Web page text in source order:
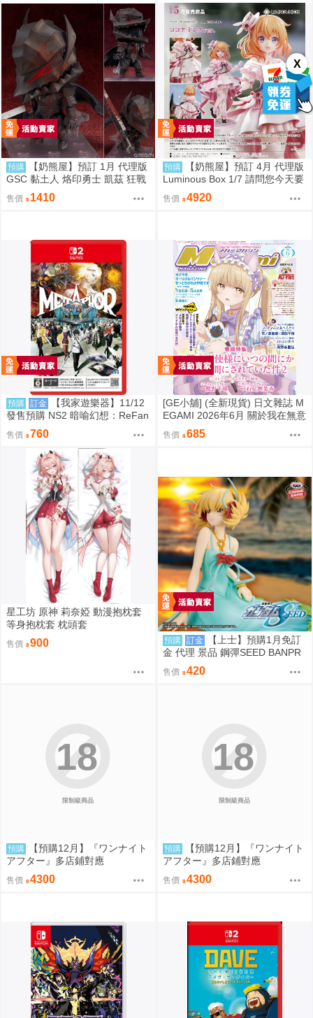
X
預購
【奶熊屋】預訂 1月 代理版
GSC 黏土人 烙印勇士 凱茲 狂戰
士鎧甲Ver BLOOD EDITION 090
5
售價 1410
預購
【奶熊屋】預訂 4月 代理版
Luminous Box 1/7 請問您今天要
來點兔子嗎？ 心愛 禮服Ver 0905
售價 4920
預購 訂金
【我家遊樂器】11/12
發售預購 NS2 暗喻幻想：ReFan
tazio 鑰匙卡 日版
售價 760
[GE小舖] (全新現貨) 日文雜誌 M
EGAMI 2026年6月 關於我在無意
間被隔壁的天使變成廢柴這件事
椎名真晝
售價 685
星工坊 原神 莉奈婭 動漫抱枕套
等身抱枕套 枕頭套
售價 900 預購 訂金
【上士】預購1月免訂
金 代理 景品 鋼彈SEED BANPR
ESTO EVOLVE 卡佳里·由拉·阿
斯哈 曉之車
售價 420
限制級商品
18
預購
【預購12月】『ワンナイト
アフター』多店鋪對應
售價 4300
限制級商品
18
預購
【預購12月】『ワンナイト
アフター』多店鋪對應
售價 4300